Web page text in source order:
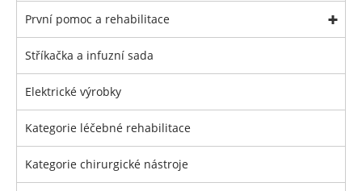
První pomoc a rehabilitace
Stříkačka a infuzní sada
Elektrické výrobky
Kategorie léčebné rehabilitace
Kategorie chirurgické nástroje